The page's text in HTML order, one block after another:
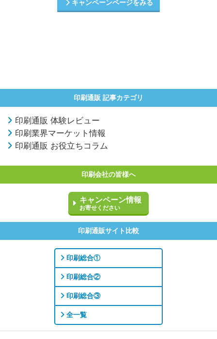
キャンペーンページをみる
印刷通販 記事カテゴリ
印刷通販 体験レビュー
印刷業界マーケット情報
印刷通販 お役立ちコラム
印刷会社の皆様へ
キャンペーン情報
お寄せください
印刷通販サイト比較
印刷総合①
印刷総合②
印刷総合③
全一覧